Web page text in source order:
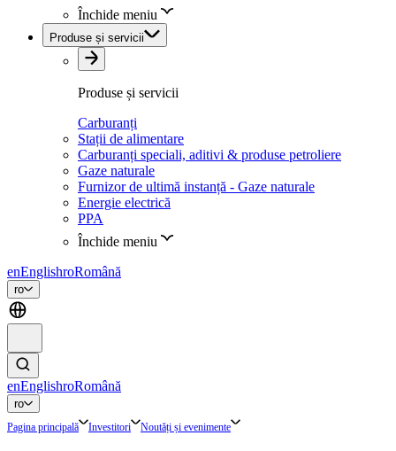
Închide meniu
Produse și servicii
Produse și servicii
Carburanți
Stații de alimentare
Carburanți speciali, aditivi & produse petroliere
Gaze naturale
Furnizor de ultimă instanță - Gaze naturale
Energie electrică
PPA
Închide meniu
enEnglishroRomână
ro
enEnglishroRomână
ro
Pagina principală Investitori Noutăți și evenimente